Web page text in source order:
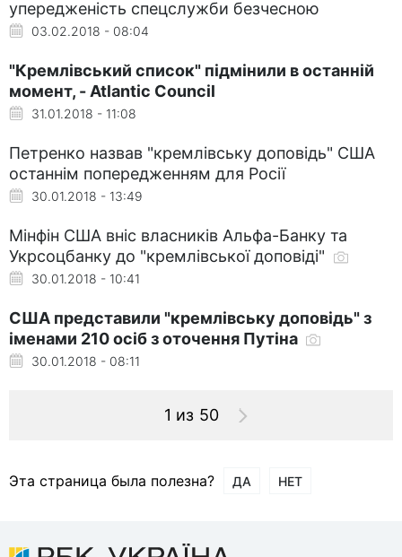
упередженість спецслужби безчесною
03.02.2018 - 08:04
"Кремлівський список" підмінили в останній
момент, - Atlantic Council
31.01.2018 - 11:08
Петренко назвав "кремлівську доповідь" США
останнім попередженням для Росії
30.01.2018 - 13:49
Мінфін США вніс власників Альфа-Банку та
Укрсоцбанку до "кремлівської доповіді"
30.01.2018 - 10:41
США представили "кремлівську доповідь" з
іменами 210 осіб з оточення Путіна
30.01.2018 - 08:11
1 из 50
Эта страница была полезна? ДА НЕТ